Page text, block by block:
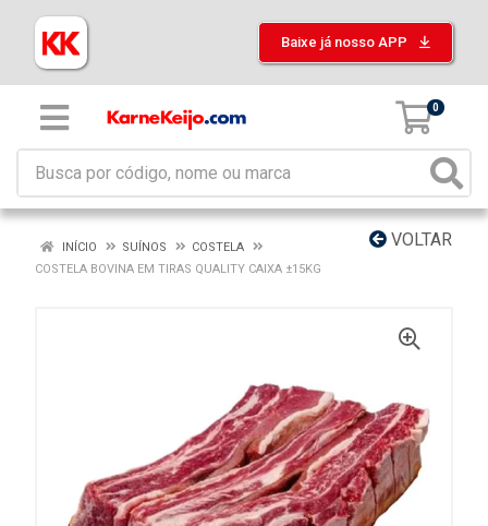
Baixe já nosso APP
0
VOLTAR
INÍCIO SUÍNOS
COSTELA
COSTELA BOVINA EM TIRAS QUALITY CAIXA ±15KG